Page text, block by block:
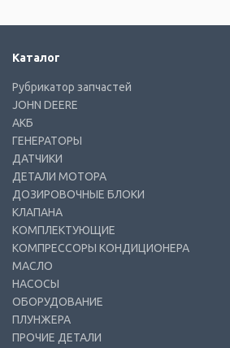
Каталог
Рубрикатор запчастей
JOHN DEERE
АКБ
ГЕНЕРАТОРЫ
ДАТЧИКИ
ДЕТАЛИ МОТОРА
ДОЗИРОВОЧНЫЕ БЛОКИ
КЛАПАНА
КОМПЛЕКТУЮЩИЕ
КОМПРЕССОРЫ КОНДИЦИОНЕРА
МАСЛО
НАСОСЫ
ОБОРУДОВАНИЕ
ПЛУНЖЕРА
ПРОЧИЕ ДЕТАЛИ